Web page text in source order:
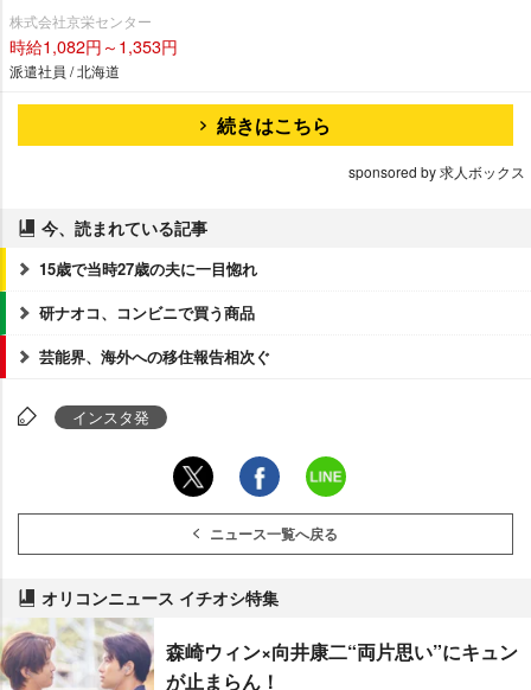
株式会社京栄センター
時給1,082円～1,353円
派遣社員 / 北海道
続きはこちら
sponsored by 求人ボックス
今、読まれている記事
15歳で当時27歳の夫に一目惚れ
研ナオコ、コンビニで買う商品
芸能界、海外への移住報告相次ぐ
インスタ発
ニュース一覧へ戻る
オリコンニュース イチオシ特集
森崎ウィン×向井康二“両片思い”にキュン
が止まらん！